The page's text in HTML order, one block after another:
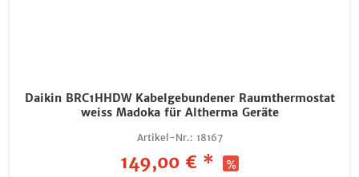
Daikin BRC1HHDW Kabelgebundener Raumthermostat
weiss Madoka für Altherma Geräte
Artikel-Nr.: 18167
149,00 € *